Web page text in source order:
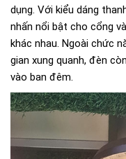
dụng. Với kiểu dáng
nhấn nổi bật cho cổng
khác nhau. Ngoài chức
gian xung quanh, đèn
vào ban đêm.